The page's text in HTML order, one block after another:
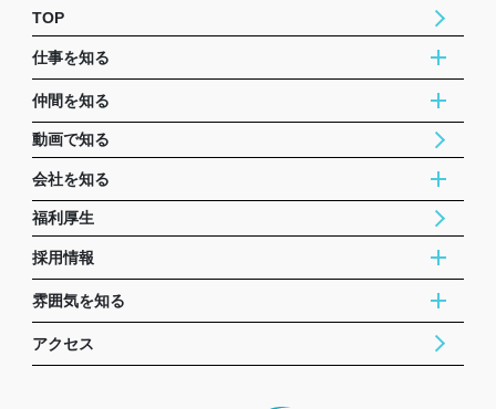
TOP
仕事を知る
仲間を知る
動画で知る
会社を知る
福利厚生
採用情報
雰囲気を知る
アクセス